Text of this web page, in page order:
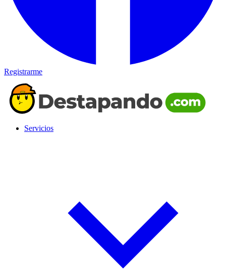
Registrarme
Servicios